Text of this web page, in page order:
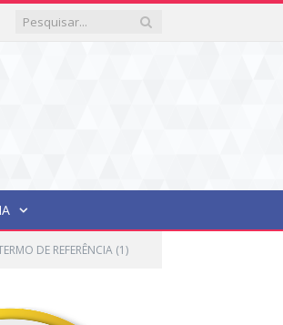
DE REFERÊNCIA (1)